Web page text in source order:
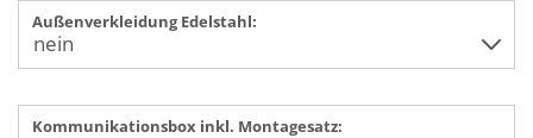
Außenverkleidung Edelstahl:
Kommunikationsbox inkl. Montagesatz: